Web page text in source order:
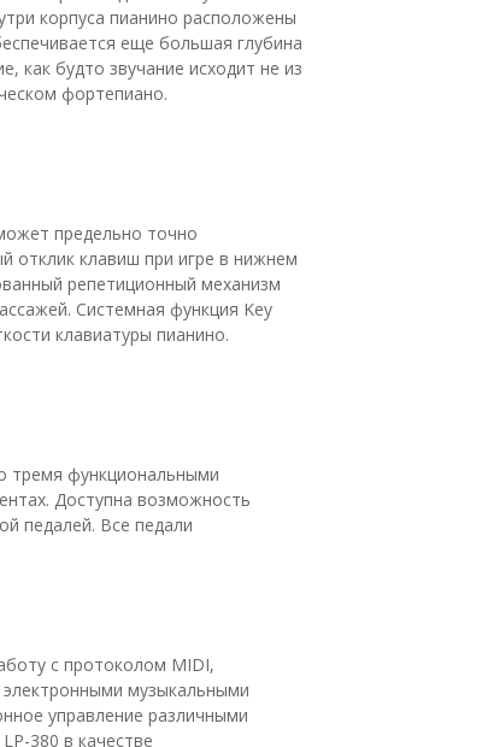
корпуса пианино расположены
еще большая глубина
как будто звучание исходит не из
фортепиано.
предельно точно
отклик клавиш при игре в нижнем
репетиционный механизм
Системная функция Key
клавиатуры пианино.
тремя функциональными
Доступна возможность
педалей. Все педали
с протоколом MIDI,
музыкальными
управление различными
380 в качестве